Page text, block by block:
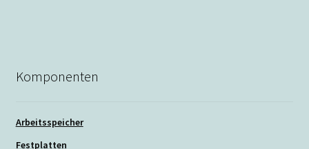
Komponenten
Arbeitsspeicher
Festplatten